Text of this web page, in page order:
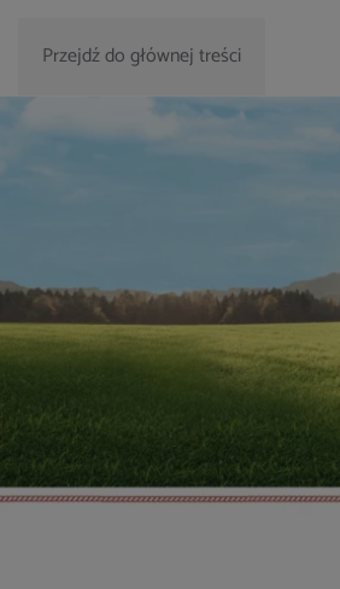
Przejdź do głównej treści